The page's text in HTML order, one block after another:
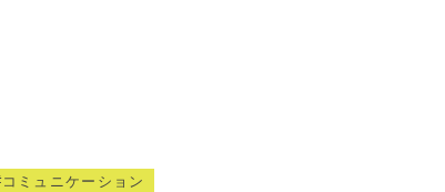
コミュニケーション